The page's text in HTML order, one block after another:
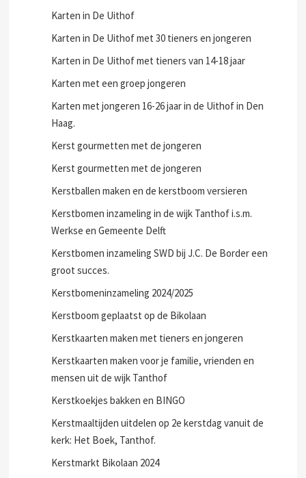
Karten in De Uithof
Karten in De Uithof met 30 tieners en jongeren
Karten in De Uithof met tieners van 14-18 jaar
Karten met een groep jongeren
Karten met jongeren 16-26 jaar in de Uithof in Den
Haag.
Kerst gourmetten met de jongeren
Kerst gourmetten met de jongeren
Kerstballen maken en de kerstboom versieren
Kerstbomen inzameling in de wijk Tanthof i.s.m.
Werkse en Gemeente Delft
Kerstbomen inzameling SWD bij J.C. De Border een
groot succes.
Kerstbomeninzameling 2024/2025
Kerstboom geplaatst op de Bikolaan
Kerstkaarten maken met tieners en jongeren
Kerstkaarten maken voor je familie, vrienden en
mensen uit de wijk Tanthof
Kerstkoekjes bakken en BINGO
Kerstmaaltijden uitdelen op 2e kerstdag vanuit de
kerk: Het Boek, Tanthof.
Kerstmarkt Bikolaan 2024